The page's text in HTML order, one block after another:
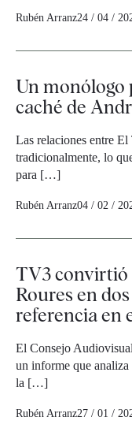
Rubén Arranz24 / 04 /
Un monólogo
caché de
Las relaciones entre
tradicionalmente, lo
para […]
Rubén Arranz04 / 02 /
TV3 convirtió
Roures en
referencia en
El Consejo
un informe que
la […]
Rubén Arranz27 / 01 /